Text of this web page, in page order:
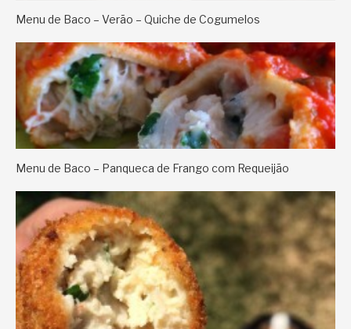
Menu de Baco – Verão – Quiche de Cogumelos
Menu de Baco – Panqueca de Frango com Requeijão